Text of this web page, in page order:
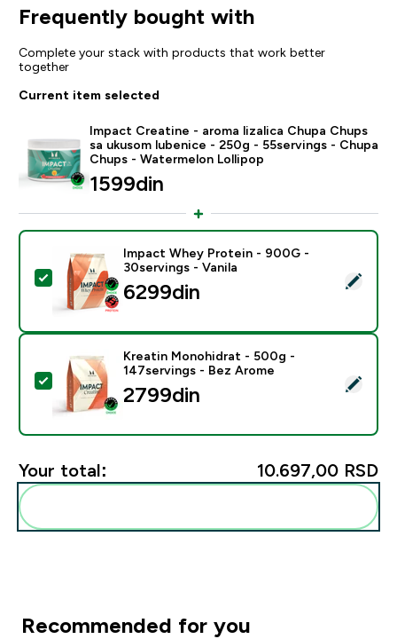
Frequently bought with
Complete your stack with products that work better
together
Current item selected
Impact Creatine - aroma lizalica Chupa Chups
sa ukusom lubenice - 250g - 55servings - Chupa
Chups - Watermelon Lollipop
1599din‎
Select this product - Impact Whey Protein - 900G -
Impact Whey Protein - 900G -
30servings - Vanila
6299din‎
Select this product - Kreatin Monohidrat - 500g -
Kreatin Monohidrat - 500g -
147servings - Bez Arome
2799din‎
Your total: 10.697,00 RSD‎
Recommended for you